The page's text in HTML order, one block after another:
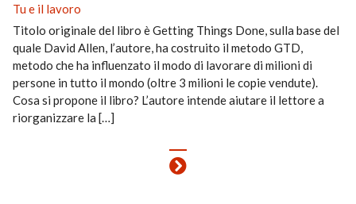
Tu e il lavoro
Titolo originale del libro è Getting Things Done, sulla base del
quale David Allen, l’autore, ha costruito il metodo GTD,
metodo che ha influenzato il modo di lavorare di milioni di
persone in tutto il mondo (oltre 3 milioni le copie vendute).
Cosa si propone il libro? L’autore intende aiutare il lettore a
riorganizzare la […]